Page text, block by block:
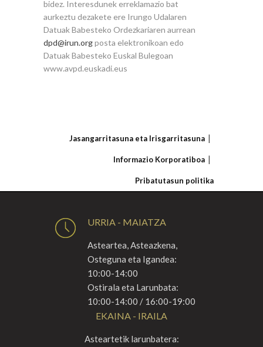
bidez. Interesdunek erreklamazio bat
aurkeztu dezakete ere Irungo Udalaren
Datuak Babesteko Ordezkariaren aurrean
dpd@irun.orgposta elektronikoan edo
Datuak Babesteko Euskal Bulegoan
www.avpd.euskadi.eus
Jasangarritasuna eta Irisgarritasuna
Informazio Korporatiboa
Pribatutasun politika
URRIA - MAIATZA
Asteartea, Asteazkena,
Osteguna eta Igandea:
10:00-14:00
Ostirala eta Larunbata:
10:00-14:00 / 16:00-19:00
EKAINA - IRAILA
Asteartetik larunbatera: